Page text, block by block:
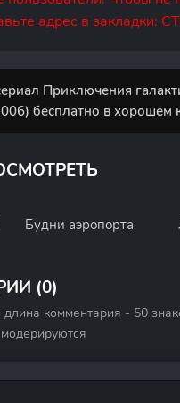
адрес в закладки:
Приключения
бесплатно в хорошем
Будни аэропорта
(0)
комментария - 50